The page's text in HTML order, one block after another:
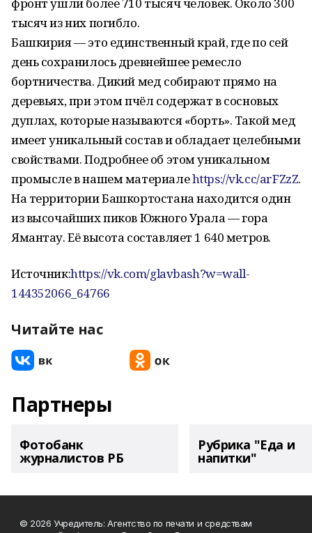
тысяч из них погибло.
Башкирия — это единственный край, где по сей
день сохранилось древнейшее ремесло
бортничества. Дикий мед собирают прямо на
деревьях, при этом пчёл содержат в сосновых
дуплах, которые называются «борть». Такой мед
имеет уникальный состав и обладает целебными
свойствами. Подробнее об этом уникальном
промысле в нашем материалеhttps://vk.cc/arFZzZ.
На территории Башкортостана находится один
из высочайших пиков Южного Урала — гора
Ямантау. Её высота составляет 1 640 метров.
Источник:https://vk.com/glavbash?w=wall-
144352066_64766
Читайте нас
Партнеры
Фотобанк
журналистов РБ
Рубрика "Еда и
напитки"
© 2026 Учредитель: Агентство по печати и средствам